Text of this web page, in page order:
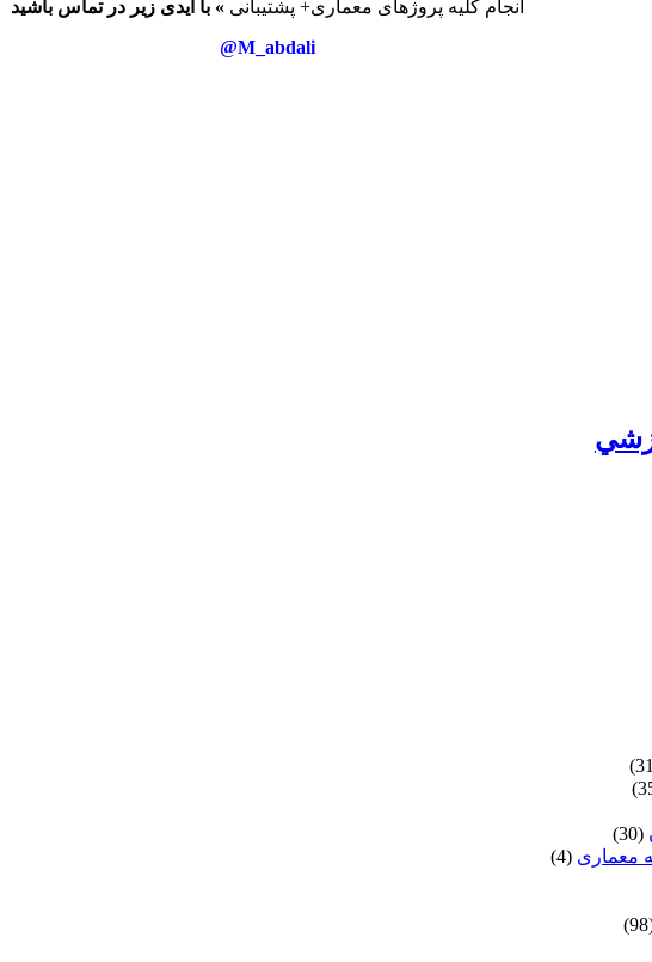
انجام کلیه پروژهای معماری+ پشتیبانی » با ایدی زیر در تماس باشید
M_abdali@
(30)
معماری (4)